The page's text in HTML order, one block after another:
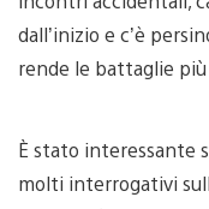
dall’inizio e c’è
rende le battaglie più
È stato interessante
molti interrogativi